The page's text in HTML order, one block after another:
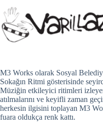
to
content
M3 Works olarak Sosyal
Sokağın Ritmi gösterisinde
Müziğin etkileyici ritimleri
atılmalarını ve keyifli zaman
herkesin ilgisini toplayan M3
fuara oldukça renk kattı.